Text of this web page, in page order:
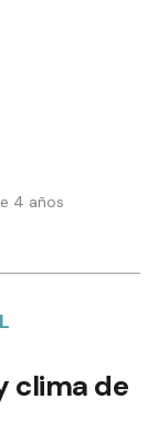
4 años
clima de